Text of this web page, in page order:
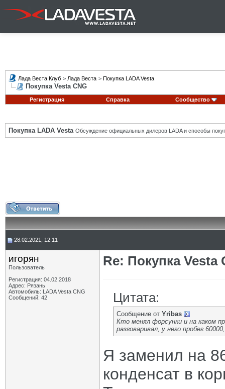
Лада Веста Клуб > Лада Веста > Покупка LADA Vesta
Покупка Vesta CNG
Регистрация Справка Сообщество
Покупка LADA Vesta Обсуждение официальных дилеров LADA и способы
28.02.2021, 12:11
игорян
Пользователь
Регистрация: 04.02.2018
Адрес: Рязань
Автомобиль: LADA Vesta CNG
Сообщений: 42
Re: Покупка Vesta
Цитата:
Сообщение от Yribas
Кто менял форсунки и на каком
разговаривал, у него пробег
Я заменил на
конденсат в